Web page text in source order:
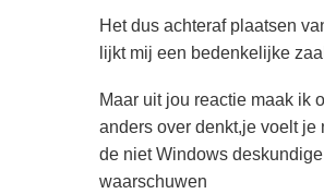
Het dus achteraf plaatsen
lijkt mij een bedenkelijke
Maar uit jou reactie maak ik
anders over denkt,je voelt je
de niet Windows
waarschuwen